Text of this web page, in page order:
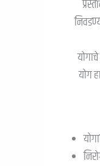
योग